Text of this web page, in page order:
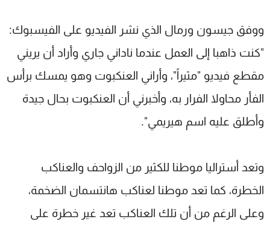
ووفق جيسون ورمال الذي نشر الفيديو على الفيسبوك:
"كنت ذاهبا إلى العمل عندما ناداني جاري وأراد أن يريني
مقطع فيديو "مثيراً"، وأراني العنكبوت وهو يمسك برأس
الفأر محاولا الفرار به، وأخبرني أن العنكبوت بحال جيدة
وأطلق عليه اسم هيريمي".
وتعد أستراليا موطنا للكثير من الزواحف والعناكب
الخطرة، كما تعد موطنا لعناكب هانتسمان الضخمة،
وعلى الرغم من أن تلك العناكب تعد غير خطرة على